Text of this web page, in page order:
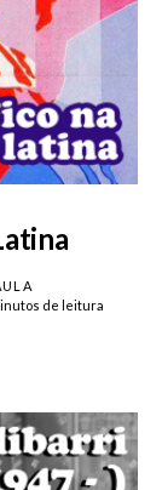
de leitura